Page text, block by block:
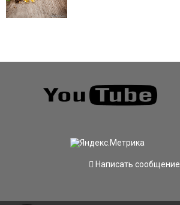
Написать сообщение